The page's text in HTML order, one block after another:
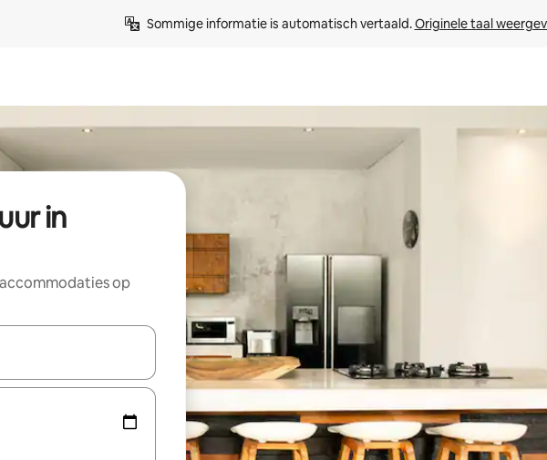
Sommige informatie is automatisch vertaald. Originele taal
in
op
zijn, maak je een keuze met je de pijltjestoetsen omhoog en omlaag, óf door te